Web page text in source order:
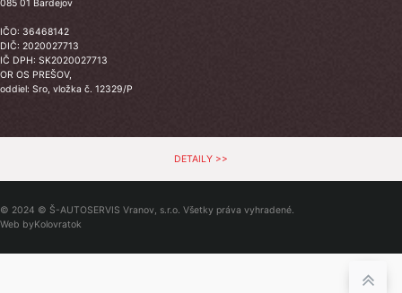
085 01 Bardejov
IČO: 36468142
DIČ: 2020027713
IČ DPH: SK2020027713
OR OS PREŠOV,
oddiel: Sro, vložka č. 12329/P
DETAILY >>
© 2024 © Š-AUTOSERVIS Vranov, s.r.o. Všetky práva vyhradené.
Web byKolovratok